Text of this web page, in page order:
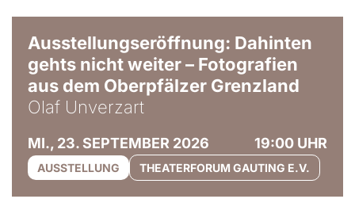
Ausstellungseröffnung: Dahinten
gehts nicht weiter – Fotografien
aus dem Oberpfälzer Grenzland
Olaf Unverzart
MI., 23. SEPTEMBER 2026 19:00 UHR
AUSSTELLUNG THEATERFORUM GAUTING E.V.